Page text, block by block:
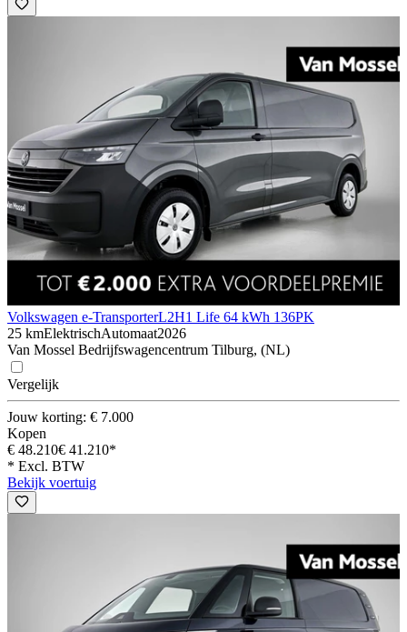
Volkswagen e-TransporterL2H1 Life 64 kWh 136PK
25 kmElektrischAutomaat2026
Van Mossel Bedrijfswagencentrum Tilburg, (NL)
Vergelijk
Jouw korting: € 7.000
Kopen
€ 48.210€ 41.210*
* Excl. BTW
Bekijk voertuig